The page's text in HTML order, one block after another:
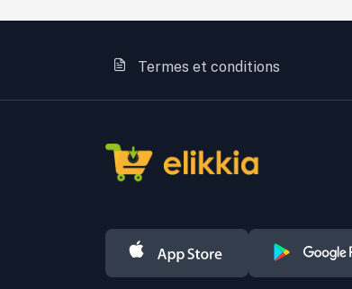
Termes et conditions